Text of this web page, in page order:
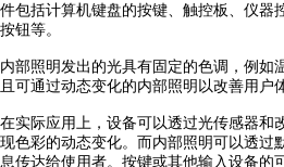
件包括计算机键盘的按键、触控板、仪器
按钮等。
内部照明发出的光具有固定的色调，例如
且可通过动态变化的内部照明以改善用户
在实际应用上，设备可以透过光传感器和
现色彩的动态变化。而内部照明可以透过
息传达给使用者。按键或其他输入设备的